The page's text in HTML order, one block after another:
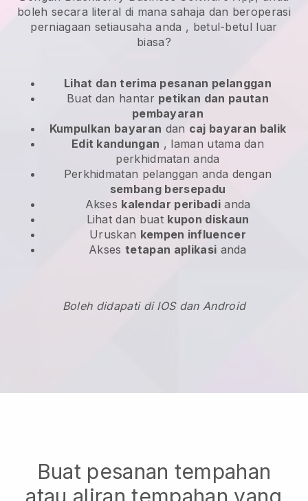
boleh secara literal di mana sahaja dan beroperasi
perniagaan setiausaha anda , betul-betul luar
biasa?
Lihat dan terima pesanan pelanggan
Buat dan hantar petikan dan pautan
pembayaran
Kumpulkan bayaran dan caj bayaran balik
Edit kandungan , laman utama dan
perkhidmatan anda
Perkhidmatan pelanggan anda dengan
sembang bersepadu
Akses kalendar peribadianda
Lihat dan buat kupon diskaun
Uruskan kempen influencer
Aksestetapan aplikasi anda
Boleh didapati di IOS dan Android
Buat pesanan tempahan